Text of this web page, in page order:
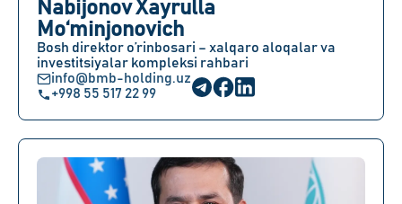
Nabijonov Xayrulla
Mo‘minjonovich
Bosh direktor o’rinbosari – xalqaro aloqalar va
investitsiyalar kompleksi rahbari
info@bmb-holding.uz
+998 55 517 22 99